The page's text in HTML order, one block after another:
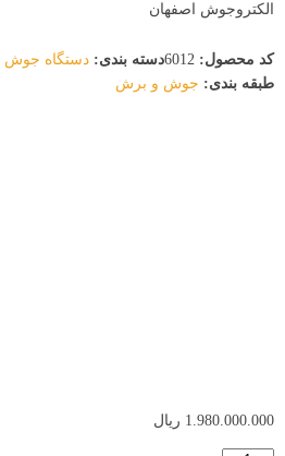
الکتروجوش اصفهان
کد محصول: 6012دسته بندی:
دستگاه جوش
طبقه بندی:
جوش و برش
1.980.000.000 ریال